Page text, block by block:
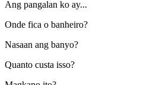
Ang pangalan ko ay...
Onde fica o banheiro?
Nasaan ang banyo?
Quanto custa isso?